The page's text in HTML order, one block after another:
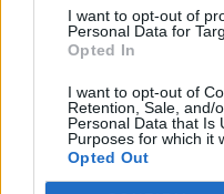
I want to opt-out of
Personal Data for
Opted In
I want to opt-out of
Retention, Sale, and/
Personal Data that Is
Purposes for which it
Opted Out